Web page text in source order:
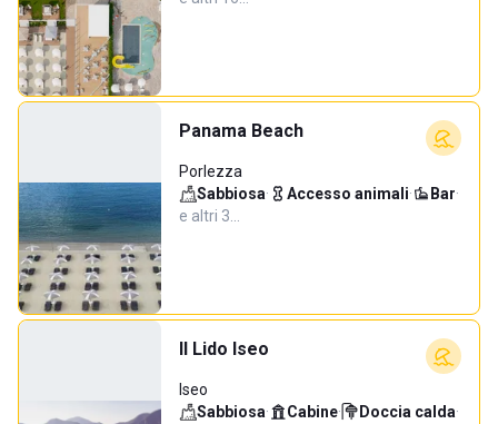
Panama Beach
Porlezza
Sabbiosa· Accesso animali· Bar·
e altri 3…
Il Lido Iseo
Iseo
Sabbiosa· Cabine· Doccia calda·